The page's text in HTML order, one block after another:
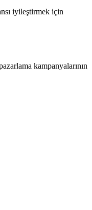
iyileştirmek için
kampanyalarının